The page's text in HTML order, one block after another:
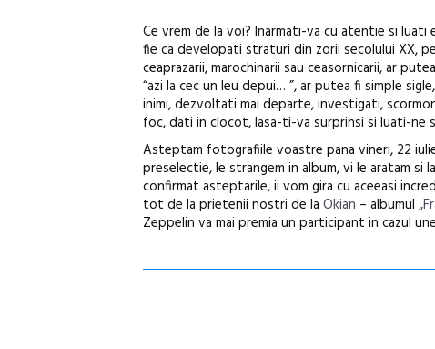
Ce vrem de la voi? Inarmati-va cu atentie si
fie ca developati straturi din zorii secolului XX,
ceaprazarii, marochinarii sau ceasornicarii, ar
“azi la cec un leu depui… ”, ar putea fi simple
inimi, dezvoltati mai departe, investigati,
foc, dati in clocot, lasa-ti-va surprinsi si luati-ne
Asteptam fotografiile voastre pana vineri, 22
preselectie, le strangem in album, vi le aratam
confirmat asteptarile, ii vom gira cu aceeasi
tot de la prietenii nostri de la Okian – albumul
Zeppelin va mai premia un participant in cazul